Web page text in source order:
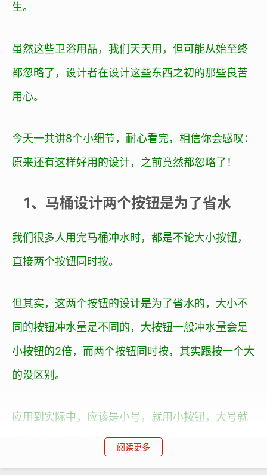
生。
虽然这些卫浴用品，我们天天用，但可能从始至终
都忽略了，设计者在设计这些东西之初的那些良苦
用心。
今天一共讲8个小细节，耐心看完，相信你会感叹：
原来还有这样好用的设计，之前竟然都忽略了！
1、马桶设计两个按钮是为了省水
我们很多人用完马桶冲水时，都是不论大小按钮，
直接两个按钮同时按。
但其实，这两个按钮的设计是为了省水的，大小不
同的按钮冲水量是不同的，大按钮一般冲水量会是
小按钮的2倍，而两个按钮同时按，其实跟按一个大
的没区别。
应用到实际中，应该是小号，就用小按钮，大号就
用大按钮，可以省不少水。
阅读更多